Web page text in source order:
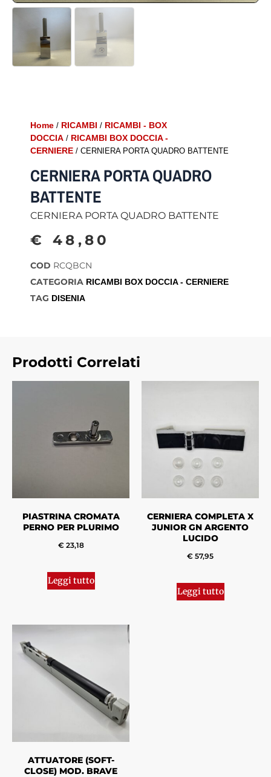
Home / RICAMBI / RICAMBI - BOX
DOCCIA / RICAMBI BOX DOCCIA -
CERNIERE / CERNIERA PORTA QUADRO BATTENTE
CERNIERA PORTA QUADRO
BATTENTE
CERNIERA PORTA QUADRO BATTENTE
€ 48,80
COD RCQBCN
CATEGORIA RICAMBI BOX DOCCIA - CERNIERE
TAG DISENIA
Prodotti Correlati
PIASTRINA CROMATA
PERNO PER PLURIMO
€23,18
Leggi tutto
CERNIERA COMPLETA X
JUNIOR GN ARGENTO
LUCIDO
€ 57,95
Leggi tutto
ATTUATORE (SOFT-
CLOSE) MOD. BRAVE